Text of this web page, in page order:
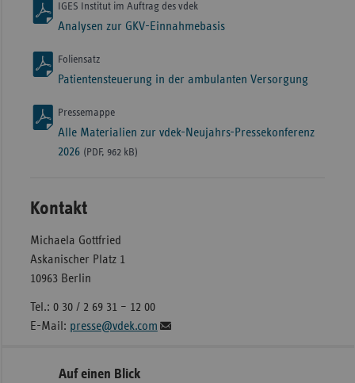
IGES Institut im Auftrag des vdek
Analysen zur GKV-Einnahmebasis
Foliensatz
Patientensteuerung in der ambulanten Versorgung
Pressemappe
Alle Materialien zur vdek-Neujahrs-Pressekonferenz
2026 (PDF, 962 kB)
Kontakt
Michaela Gottfried
Askanischer Platz 1
10963 Berlin
Tel.: 0 30 / 2 69 31 – 12 00
E-Mail: presse@vdek.com
Seitennavigation
SeitenleisteAuf einen Blick